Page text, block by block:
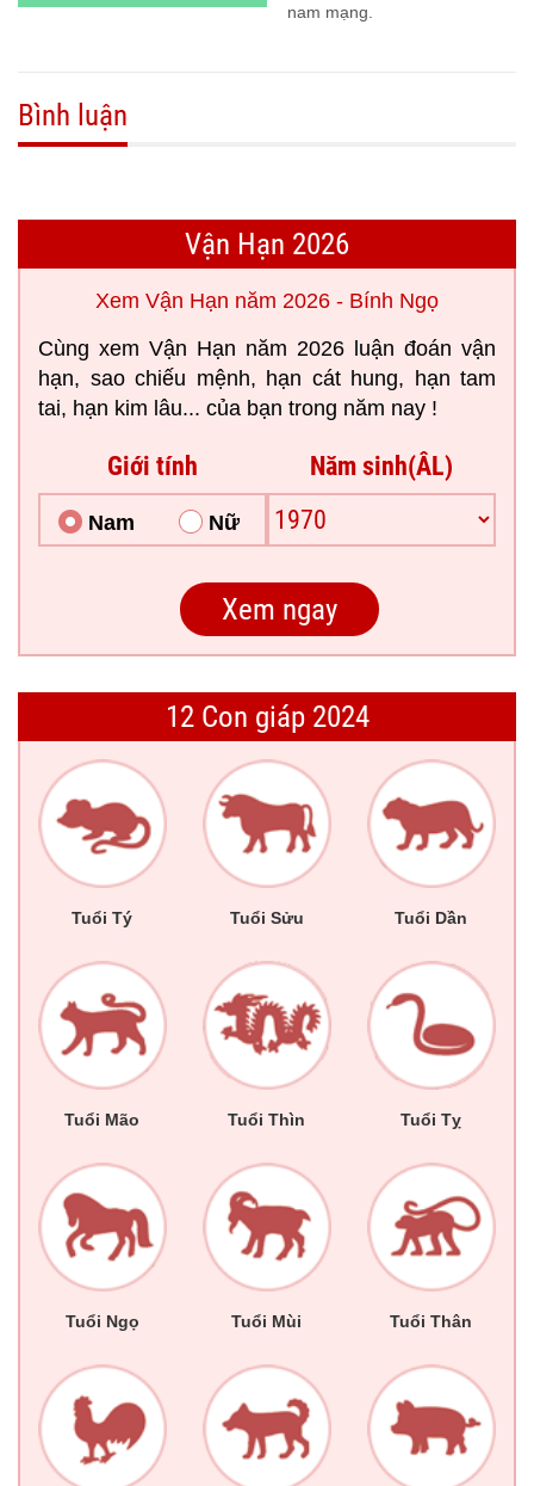
nam mạng.
Bình luận
Vận Hạn 2026
Xem Vận Hạn năm 2026 - Bính Ngọ
Cùng xem Vận Hạn năm 2026 luận đoán vận
hạn, sao chiếu mệnh, hạn cát hung, hạn tam
tai, hạn kim lâu... của bạn trong năm nay !
Giới tính
Nam Nữ
Năm sinh(ÂL)
12 Con giáp 2024
Tuổi Tý Tuổi Sửu Tuổi Dần
Tuổi Mão Tuổi Thìn Tuổi Tỵ
Tuổi Ngọ Tuổi Mùi Tuổi Thân